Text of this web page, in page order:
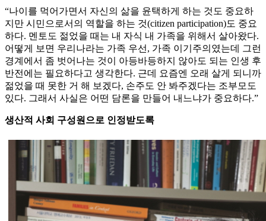
“나이를 먹어가면서 자신의 삶을 윤택하게 하는 것도 중요하
지만 시민으로서의 역할을 하는 것(citizen participation)도 중요
하다. 멘토도 젊었을 때는 내 자식 내 가족을 위해서 살아왔다.
어떻게 보면 우리나라는 가족 우선, 가족 이기주의였는데 그런
경계에서 좀 벗어나는 것이 아등바등하지 않아도 되는 인생 후
반전에는 필요하다고 생각한다. 근데 요즘엔 오래 살게 되니까
젊었을 때 못한 거 해 보겠다, 손주도 안 봐주겠다는 조부모도
있다. 그래서 사실은 어떤 담론을 만들어 내느냐가 중요하다.”
생산적 사회 구성원으로 인정받도록